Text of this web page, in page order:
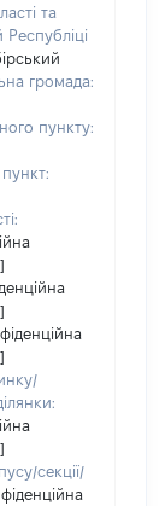
та
громада:
пункту:
секції/